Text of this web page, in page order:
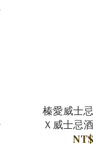
榛愛威士
Ｘ威士忌